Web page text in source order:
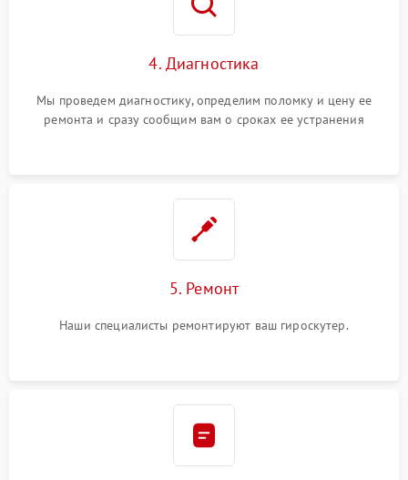
4. Диагностика
Мы проведем диагностику, определим поломку и цену ее
ремонта и сразу сообщим вам о сроках ее устранения
5. Ремонт
Наши специалисты ремонтируют ваш гироскутер.